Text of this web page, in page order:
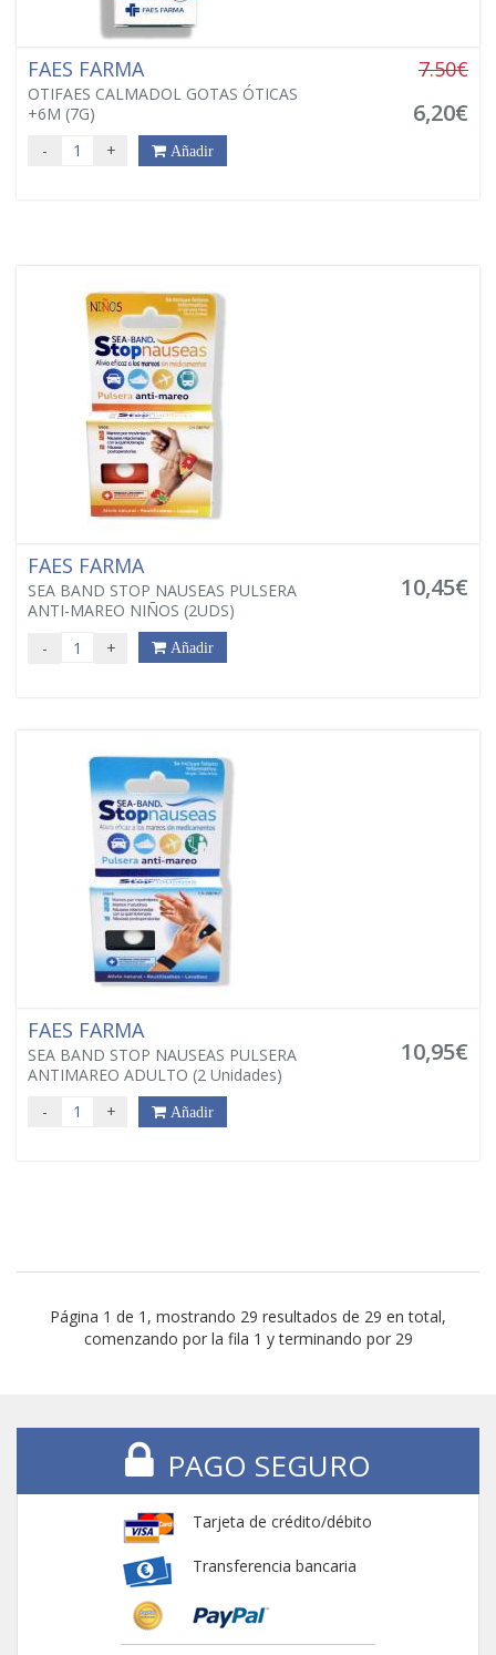
FAES FARMA
OTIFAES CALMADOL GOTAS ÓTICAS
+6M (7G)
7.50€
6,20€
- + Añadir
FAES FARMA
SEA BAND STOP NAUSEAS PULSERA
ANTI-MAREO NIÑOS (2UDS)
10,45€
- + Añadir
FAES FARMA
SEA BAND STOP NAUSEAS PULSERA
ANTIMAREO ADULTO (2 Unidades)
10,95€
- + Añadir
Página 1 de 1, mostrando 29 resultados de 29 en total,
comenzando por la fila 1 y terminando por 29
PAGO SEGURO
Tarjeta de crédito/débito
Transferencia bancaria